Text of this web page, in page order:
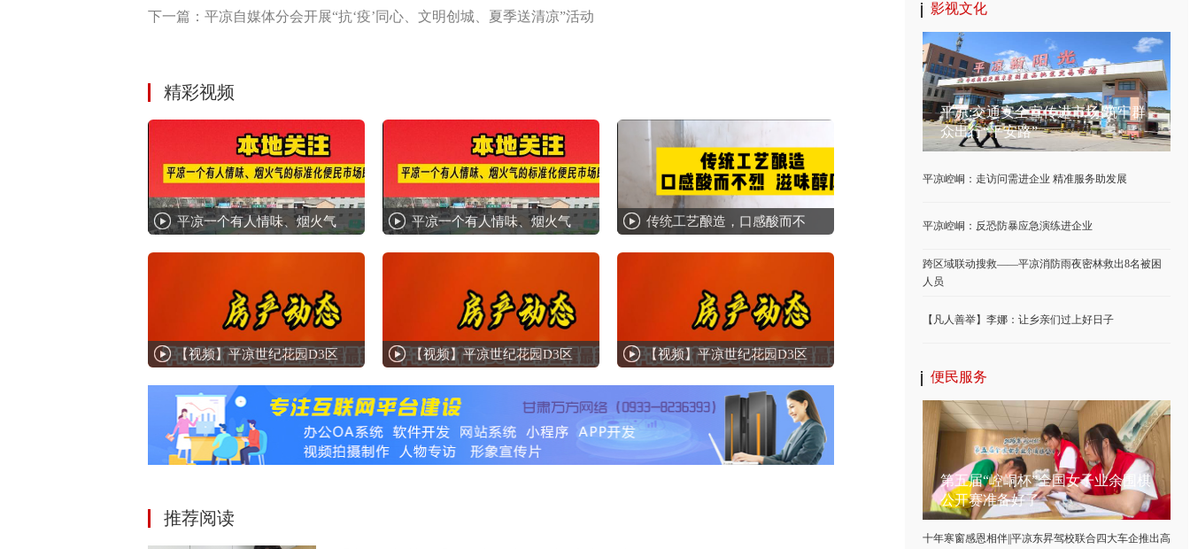
下一篇：平凉自媒体分会开展“抗‘疫’同心、文明创城、夏季送清凉”活动
精彩视频
平凉一个有人情味、烟火气 平凉一个有人情味、烟火气 传统工艺酿造，口感酸而不
【视频】平凉世纪花园D3区 【视频】平凉世纪花园D3区 【视频】平凉世纪花园D3区
推荐阅读
影视文化
平凉:交通安全宣传进市场 筑牢群
众出行“平安路”
平凉崆峒：走访问需进企业 精准服务助发展
平凉崆峒：反恐防暴应急演练进企业
跨区域联动搜救——平凉消防雨夜密林救出8名被困
人员
【凡人善举】李娜：让乡亲们过上好日子
便民服务
第五届“崆峒杯”全国女子业余围棋
公开赛准备好了
十年寒窗感恩相伴||平凉东昇驾校联合四大车企推出高